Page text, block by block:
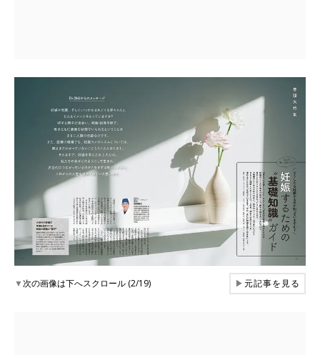
▼次の画像は下へスクロール (2/19) ▶元記事を見る